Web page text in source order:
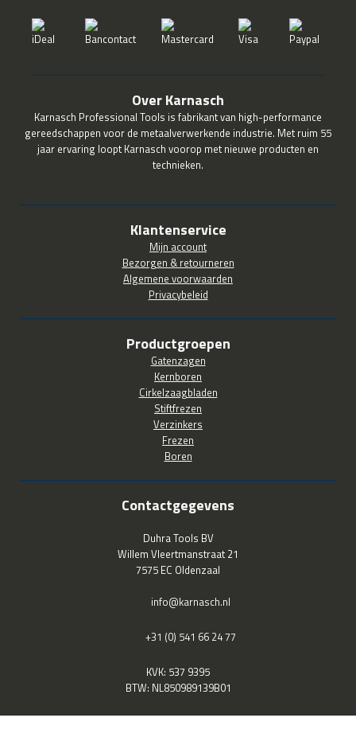
Over Karnasch
Karnasch Professional Tools is fabrikant van high-performance
gereedschappen voor de metaalverwerkende industrie. Met ruim 55
jaar ervaring loopt Karnasch voorop met nieuwe producten en
technieken.
Klantenservice
Mijn account
Bezorgen & retourneren
Algemene voorwaarden
Privacybeleid
Productgroepen
Gatenzagen
Kernboren
Cirkelzaagbladen
Stiftfrezen
Verzinkers
Frezen
Boren
Contactgegevens
Duhra Tools BV
Willem Vleertmanstraat 21
7575 EC Oldenzaal
info@karnasch.nl
+31 (0) 541 66 24 77
KVK: 537 9395
BTW: NL850989139B01